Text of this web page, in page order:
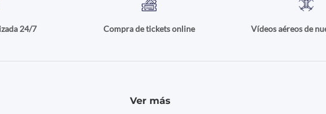
24/7 Compra de tickets online Vídeos aéreos de
Ver más